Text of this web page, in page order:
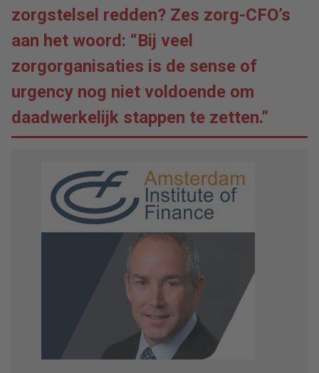
zorgstelsel redden? Zes zorg-CFO’s
aan het woord: “Bij veel
zorgorganisaties is de sense of
urgency nog niet voldoende om
daadwerkelijk stappen te zetten.”